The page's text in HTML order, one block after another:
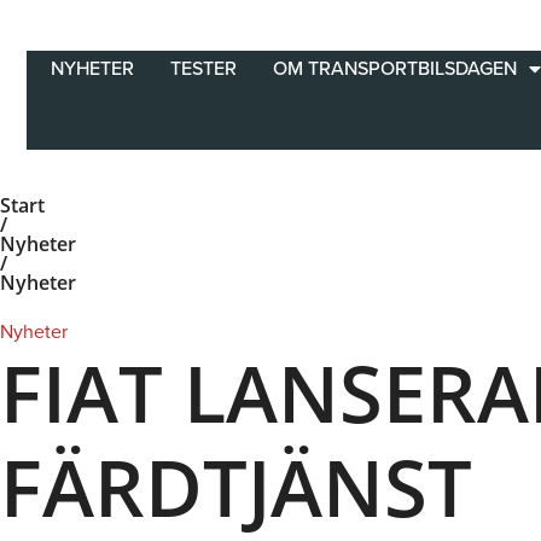
innehållNYHETER TESTER
OM TRANSPORTBILSDAGEN
Start
/
Nyheter
/
Nyheter
Nyheter
FIAT
FÄRDTJÄNST